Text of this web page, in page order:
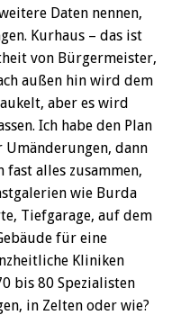
Daten nennen,
Kurhaus – das ist
von Bürgermeister,
außen hin wird dem
aber es wird
Ich habe den Plan
Umänderungen, dann
fast alles zusammen,
wie Burda
Tiefgarage, auf dem
für eine
Kliniken
bis 80 Spezialisten
in Zelten oder wie?